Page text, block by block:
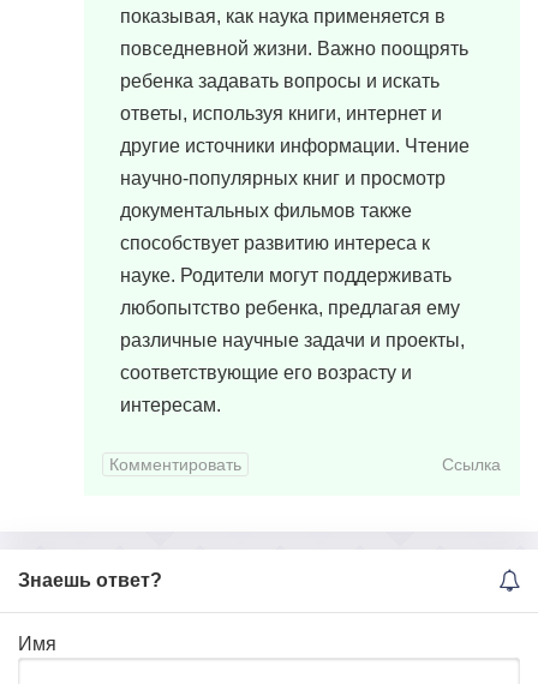
показывая, как наука применяется в
повседневной жизни. Важно поощрять
ребенка задавать вопросы и искать
ответы, используя книги, интернет и
другие источники информации. Чтение
научно-популярных книг и просмотр
документальных фильмов также
способствует развитию интереса к
науке. Родители могут поддерживать
любопытство ребенка, предлагая ему
различные научные задачи и проекты,
соответствующие его возрасту и
интересам.
Комментировать Ссылка
Знаешь ответ?
Имя